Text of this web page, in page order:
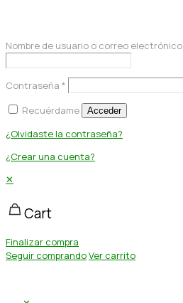
Nombre de usuario o correo electrónico
Contraseña *
Recuérdame
Acceder
¿Olvidaste la contraseña?
¿Crear una cuenta?
✕
Cart
Finalizar compra
Seguir comprandoVer carrito